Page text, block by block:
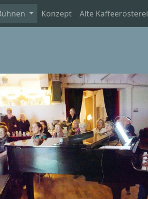
Konzept Alte Kaffeerösterei